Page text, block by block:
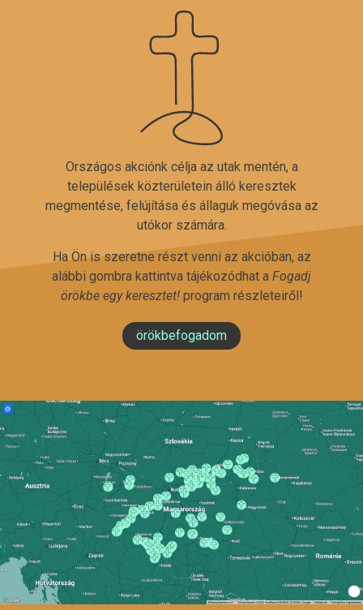
Országos akciónk célja az utak mentén, a
települések közterületein álló keresztek
megmentése, felújítása és állaguk megóvása az
utókor számára.
Ha Ön is szeretne részt venni az akcióban, az
alábbi gombra kattintva tájékozódhat a Fogadj
örökbe egy keresztet!program részleteiről!
örökbefogadom